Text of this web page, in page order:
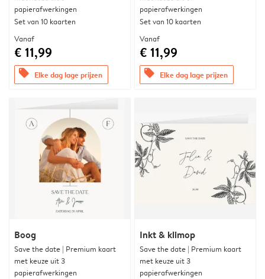
papierafwerkingen
Set van 10 kaarten
Vanaf
€ 11,99
offers Elke dag lage prijzen
papierafwerkingen
Set van 10 kaarten
Vanaf
€ 11,99
offers Elke dag lage prijzen
Boog
Save the date | Premium kaart
met keuze uit 3
papierafwerkingen
Inkt & klimop
Save the date | Premium kaart
met keuze uit 3
papierafwerkingen